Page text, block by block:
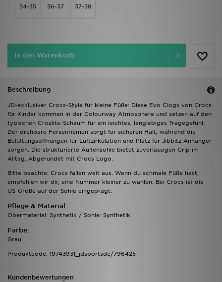
34-35 36-37 37-38
In den Warenkorb
Beschreibung
JD-exklusiver Crocs-Style für kleine Füße: Diese Evo Clogs von Crocs
für Kinder kommen in der Colourway Atmosphere und setzen auf den
typischen Croslite-Schaum für ein leichtes, langlebiges Tragegefühl.
Der drehbare Fersenriemen sorgt für sicheren Halt, während die
Belüftungsöffnungen für Luftzirkulation und Platz für Jibbitz Anhänger
sorgen. Die strukturierte Außensohle bietet zuverlässigen Grip im
Alltag. Abgerundet mit Crocs Logo.
Bitte beachte: Crocs fallen weit aus. Wenn du schmale Füße hast,
empfehlen wir dir, eine Nummer kleiner zu wählen. Bei Crocs ist die
US-Größe auf der Sohle eingeprägt.
Pflege & Material
Obermaterial: Synthetik / Sohle: Synthetik
Farbe:
Grau
Produktcode: 19743931_jdsportsde/796425
Kundenbewertungen